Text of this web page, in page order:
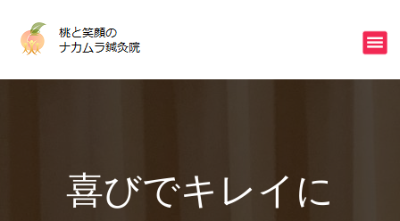
不眠・冷え・ストレスはご相談下さい
喜びでキレイに